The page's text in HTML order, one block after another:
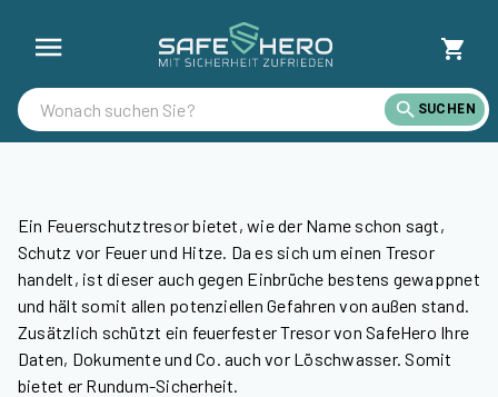
SUCHEN
Ein Feuerschutztresor bietet, wie der Name schon sagt,
Schutz vor Feuer und Hitze. Da es sich um einen Tresor
handelt, ist dieser auch gegen Einbrüche bestens gewappnet
und hält somit allen potenziellen Gefahren von außen stand.
Zusätzlich schützt ein feuerfester Tresor von SafeHero Ihre
Daten, Dokumente und Co. auch vor Löschwasser. Somit
bietet er Rundum-Sicherheit.